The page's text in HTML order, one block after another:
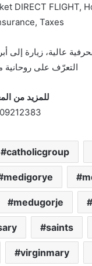
DIRECT FLIGHT,
Taxes
عالية، زيارة
التعرّف على روحانية
للمزيد من
09212383 ; 71223368
catholicgroup
medigorye
medugorje
saints
virginmary